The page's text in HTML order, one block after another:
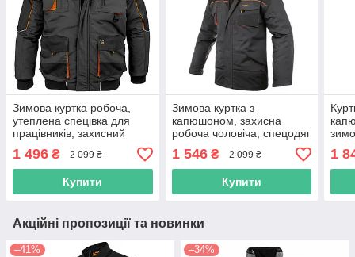
Зимова куртка робоча,
утеплена спецівка для
працівників, захисний
спецодяг, роба чоловіча
уніформа, польша
1 496 ₴ 2 099 ₴
Купити
Зимова куртка з
капюшоном, захисна
робоча чоловіча, спецодяг
повсякденний утеплений
із щільної тканини,
польша
1 546₴ 2 099 ₴
Купити
1
Акційні пропозиції та новинки
–41% –34%